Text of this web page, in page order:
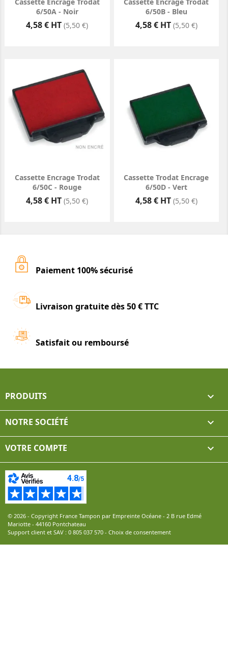
6/50A - Noir
Prix
4,58 € HT (5,50 €)
6/50B - Bleu
Prix
4,58 € HT (5,50 €)
Cassette Encrage Trodat
6/50C - Rouge
Prix
4,58 € HT (5,50 €)
Cassette Trodat Encrage
6/50D - Vert
Prix
4,58 € HT (5,50 €)
Paiement 100% sécurisé
Livraison gratuite dès 50 € TTC
Satisfait ou remboursé
PRODUITS 
NOTRE SOCIÉTÉ 
VOTRE COMPTE 
© 2026 - Copyright France Tampon par Empreinte Océane - 2 B rue Edmé
Mariotte - 44160 Pontchateau
Support client et SAV : 0 805 037 570 - Choix de consentement